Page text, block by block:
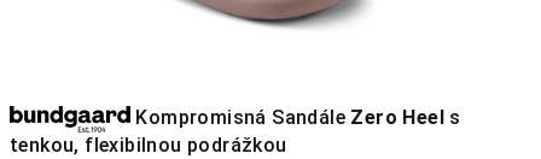
Kompromisná Sandále Zero Heel s
tenkou, flexibilnou podrážkou